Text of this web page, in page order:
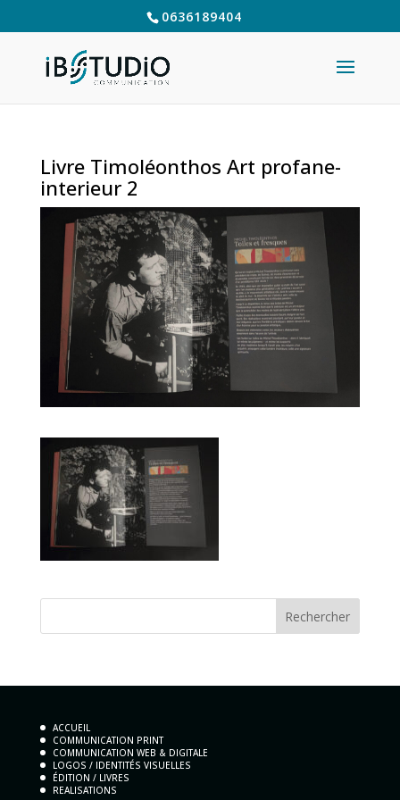
0636189404
Livre Timoléonthos Art profane-
interieur 2
ACCUEIL
COMMUNICATION PRINT
COMMUNICATION WEB & DIGITALE
LOGOS / IDENTITÉS VISUELLES
ÉDITION / LIVRES
REALISATIONS